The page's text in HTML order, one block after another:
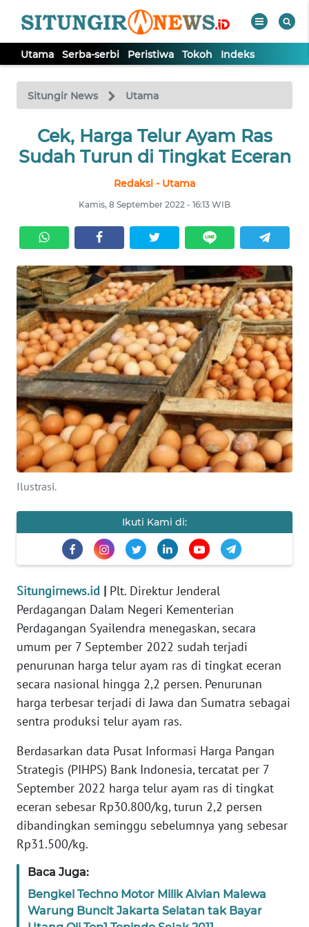
Utama Serba-serbi Peristiwa Tokoh Indeks
Situngir News Utama
Cek, Harga Telur Ayam Ras
Sudah Turun di Tingkat Eceran
Redaksi - Utama
Kamis, 8 September 2022 - 16:13 WIB
Ilustrasi.
Ikuti Kami di:
Situngirnews.id | Plt. Direktur Jenderal
Perdagangan Dalam Negeri Kementerian
Perdagangan Syailendra menegaskan, secara
umum per 7 September 2022 sudah terjadi
penurunan harga telur ayam ras di tingkat eceran
secara nasional hingga 2,2 persen. Penurunan
harga terbesar terjadi di Jawa dan Sumatra sebagai
sentra produksi telur ayam ras.
Berdasarkan data Pusat Informasi Harga Pangan
Strategis (PIHPS) Bank Indonesia, tercatat per 7
September 2022 harga telur ayam ras di tingkat
eceran sebesar Rp30.800/kg, turun 2,2 persen
dibandingkan seminggu sebelumnya yang sebesar
Rp31.500/kg.
Baca Juga:
Bengkel Techno Motor Milik Alvian Malewa
Warung Buncit Jakarta Selatan tak Bayar
TV
Tutup
UTAMA
PERISTIWA
TOKOH
Informasi
INDEKS
BERITA
KONTAK
KAMI
INFO
IKLAN
TENTANG
PEDOMAN
SIBER
REDAKSI
Wahana
News
WN
SUMUT
WN
JAKARTA
WN
JABAR